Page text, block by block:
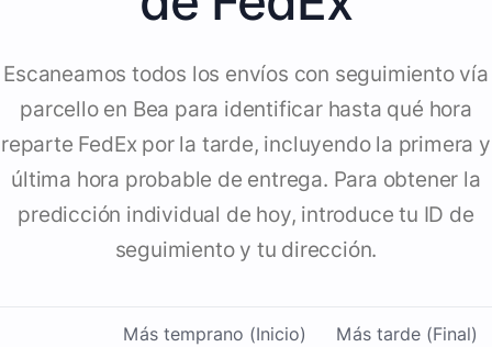
Escaneamos todos los envíos con seguimiento vía
parcello en Bea para identificar hasta qué hora
reparte FedEx por la tarde, incluyendo la primera y
última hora probable de entrega. Para obtener la
predicción individual de hoy, introduce tu ID de
seguimiento y tu dirección.
Más temprano (Inicio) Más tarde (Final)